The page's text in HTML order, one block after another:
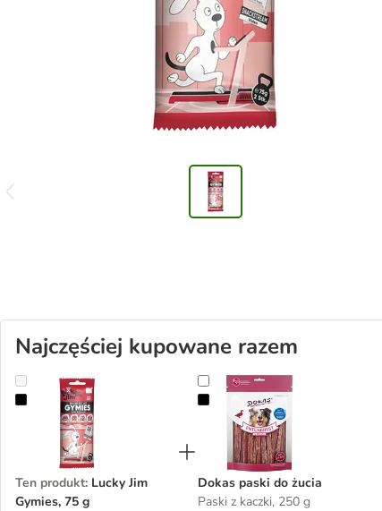
Najczęściej kupowane razem
Lucky Jim Gymies, 75 g
Ten produkt: Lucky Jim
Gymies, 75 g
Dokas paski do żucia
Dokas paski do żucia
Paski z kaczki, 250 g